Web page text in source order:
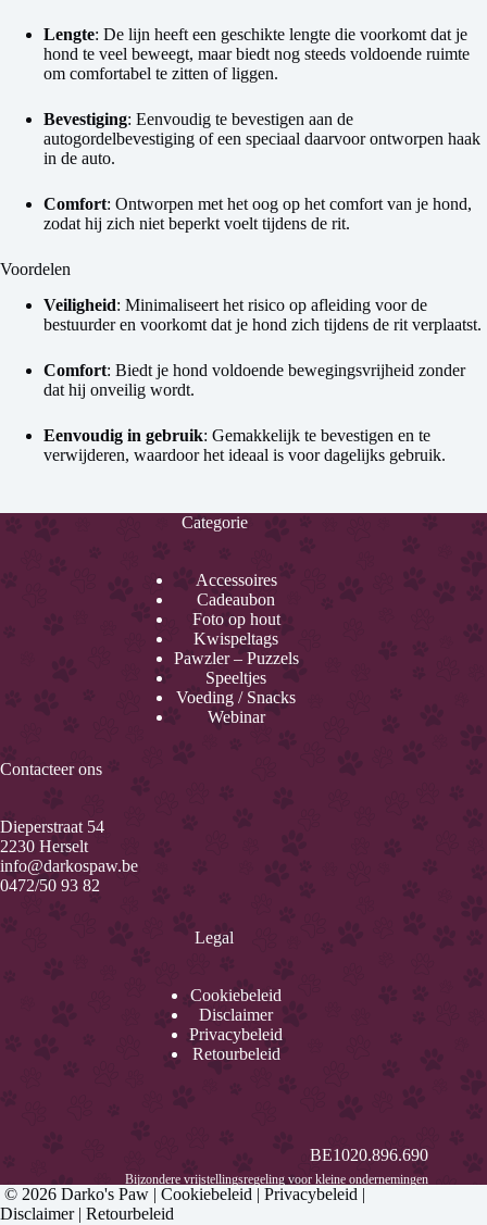
Lengte: De lijn heeft een geschikte lengte die voorkomt dat je
hond te veel beweegt, maar biedt nog steeds voldoende ruimte
om comfortabel te zitten of liggen.
Bevestiging: Eenvoudig te bevestigen aan de
autogordelbevestiging of een speciaal daarvoor ontworpen haak
in de auto.
Comfort: Ontworpen met het oog op het comfort van je hond,
zodat hij zich niet beperkt voelt tijdens de rit.
Voordelen
Veiligheid: Minimaliseert het risico op afleiding voor de
bestuurder en voorkomt dat je hond zich tijdens de rit verplaatst.
Comfort: Biedt je hond voldoende bewegingsvrijheid zonder
dat hij onveilig wordt.
Eenvoudig in gebruik: Gemakkelijk te bevestigen en te
verwijderen, waardoor het ideaal is voor dagelijks gebruik.
Categorie
Accessoires
Cadeaubon
Foto op hout
Kwispeltags
Pawzler – Puzzels
Speeltjes
Voeding / Snacks
Webinar
Contacteer ons
Dieperstraat 54
2230 Herselt
info@darkospaw.be
0472/50 93 82
Legal
Cookiebeleid
Disclaimer
Privacybeleid
Retourbeleid
BE1020.896.690
Bijzondere vrijstellingsregeling voor kleine ondernemingen
© 2026 Darko's Paw | Cookiebeleid | Privacybeleid |
Disclaimer| Retourbeleid